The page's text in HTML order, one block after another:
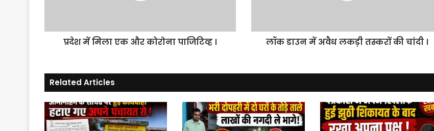
प्रदेश में मिला एक और कोरोना पाजिटिव्ह ।
।
लॉक डाउन में अवैध लकड़ी तस्करों की चांदी ।
Related Articles